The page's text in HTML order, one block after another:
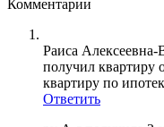
Комментарии
Раиса
получил квартиру
квартиру по
Ответить